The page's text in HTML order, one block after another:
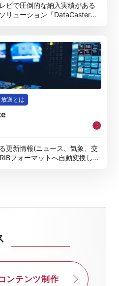
ビで圧倒的な納入実績がある
リューション「DataCaster
送とは
更新情報(ニュース、気象、交
フォーマットへ自動変換しデ
ンテンツ制作